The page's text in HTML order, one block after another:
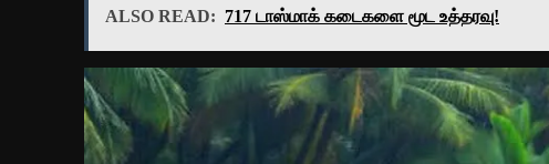
ALSO READ: 717 டாஸ்மாக் கடைகளை மூட உத்தரவு!